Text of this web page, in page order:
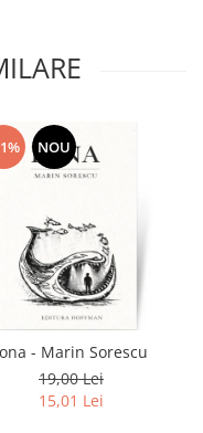
NOU
- Marin Sorescu
19,00 Lei
15,01 Lei